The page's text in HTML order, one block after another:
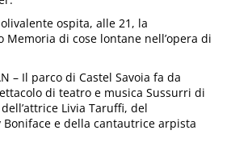
ospita, alle 21, la
di cose lontane nell’opera di
– Il parco di Castel Savoia fa da
di teatro e musica Sussurri di
Livia Taruffi, del
e della cantautrice arpista